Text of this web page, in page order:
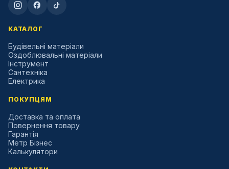
КАТАЛОГ
Будівельні матеріали
Оздоблювальні матеріали
Інструмент
Сантехніка
Електрика
ПОКУПЦЯМ
Доставка та оплата
Повернення товару
Гарантія
Метр Бізнес
Калькулятори